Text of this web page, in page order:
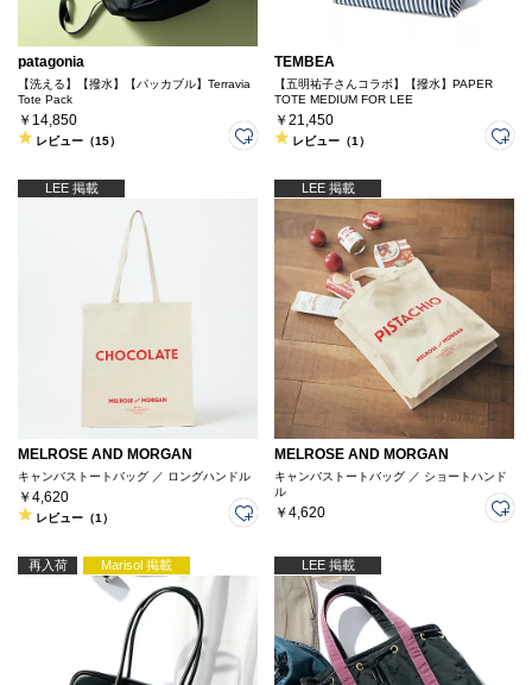
patagonia
【洗える】【撥水】【パッカブル】Terravia
Tote Pack
￥14,850
レビュー（15）
TEMBEA
【五明祐子さんコラボ】【撥水】PAPER
TOTE MEDIUM FOR LEE
￥21,450
レビュー（1）
LEE 掲載
MELROSE AND MORGAN
キャンバストートバッグ ／ ロングハンドル
￥4,620
レビュー（1）
LEE 掲載
MELROSE AND MORGAN
キャンバストートバッグ ／ ショートハンド
ル
￥4,620
再入荷 Marisol 掲載 LEE 掲載